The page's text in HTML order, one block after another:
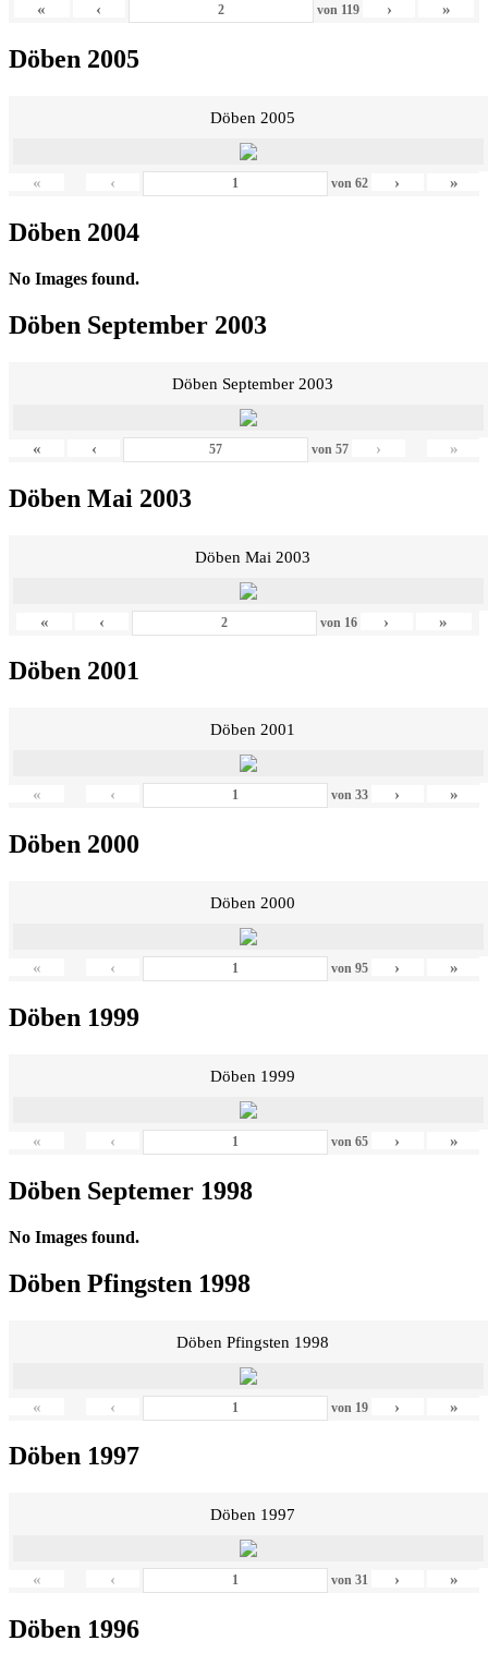
« ‹ von 119 › »
Döben 2005
Döben 2005
« ‹ von 62 › »
Döben 2004
No Images found.
Döben September 2003
Döben September 2003
« ‹ von57 › »
Döben Mai 2003
Döben Mai 2003
« ‹ von 16 › »
Döben 2001
Döben 2001
« ‹ von 33 › »
Döben 2000
Döben 2000
« ‹ von 95 › »
Döben 1999
Döben 1999
« ‹ von 65 › »
Döben Septemer 1998
No Images found.
Döben Pfingsten 1998
Döben Pfingsten 1998
« ‹ von 19 › »
Döben 1997
Döben 1997
« ‹ von 31 › »
Döben 1996